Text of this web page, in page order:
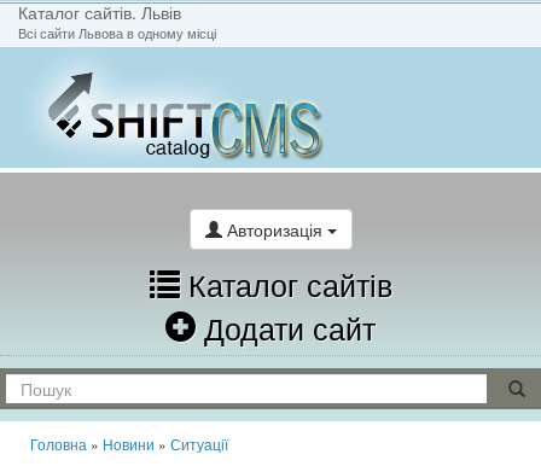
Каталог сайтів. Львів
Всі сайти Львова в одному місці
Авторизація
Каталог сайтів
Додати сайт
Головна » Новини » Ситуації